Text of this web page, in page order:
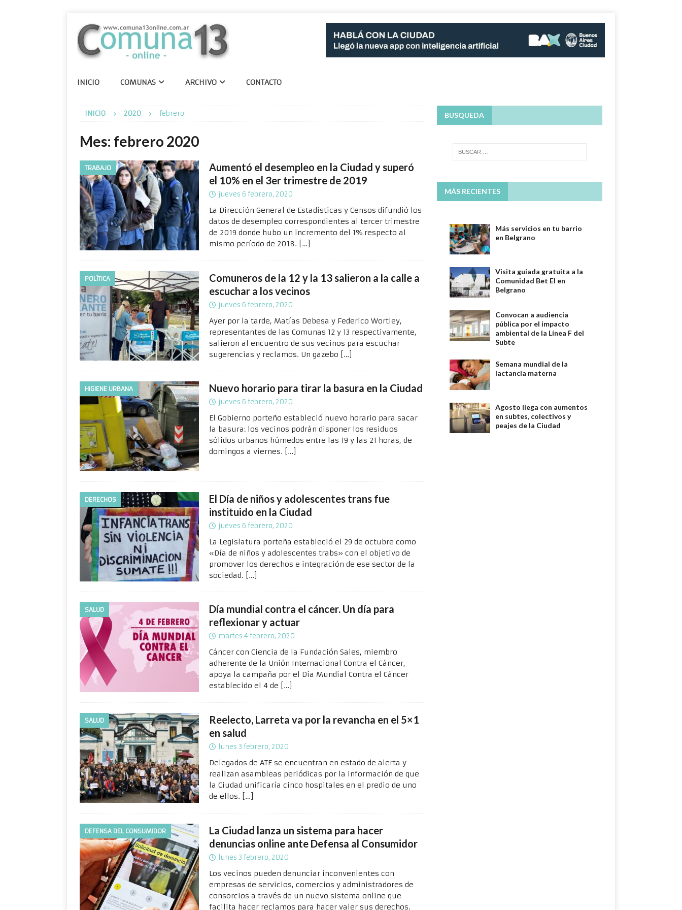
INICIO COMUNAS ARCHIVO CONTACTO
INICIO 2020 febrero
Mes: febrero 2020
TRABAJO
Aumentó el desempleo en la Ciudad y superó
el 10% en el 3er trimestre de 2019
jueves 6 febrero, 2020
La Dirección General de Estadísticas y Censos difundió los
datos de desempleo correspondientes al tercer trimestre
de 2019 donde hubo un incremento del 1% respecto al
mismo período de 2018.
[…]
POLÍTICA
Comuneros de la 12 y la 13 salieron a la calle a
escuchar a los vecinos
jueves 6 febrero, 2020
Ayer por la tarde, Matías Debesa y Federico Wortley,
representantes de las Comunas 12 y 13 respectivamente,
salieron al encuentro de sus vecinos para escuchar
sugerencias y reclamos. Un gazebo
[…]
HIGIENE URBANA Nuevo horario para tirar la basura en la Ciudad
jueves 6 febrero, 2020
El Gobierno porteño estableció nuevo horario para sacar
la basura: los vecinos podrán disponer los residuos
sólidos urbanos húmedos entre las 19 y las 21 horas, de
domingos a viernes.
[…]
DERECHOS
El Día de niños y adolescentes trans fue
instituido en la Ciudad
jueves 6 febrero, 2020
La Legislatura porteña estableció el 29 de octubre como
«Día de niños y adolescentes trabs» con el objetivo de
promover los derechos e integración de ese sector de la
sociedad.
[…]
SALUD
Día mundial contra el cáncer. Un día para
reflexionar y actuar
martes 4 febrero, 2020
Cáncer con Ciencia de la Fundación Sales, miembro
adherente de la Unión Internacional Contra el Cáncer,
apoya la campaña por el Día Mundial Contra el Cáncer
establecido el 4 de
[…]
SALUD
Reelecto, Larreta va por la revancha en el 5×1
en salud
lunes 3 febrero, 2020
Delegados de ATE se encuentran en estado de alerta y
realizan asambleas periódicas por la información de que
la Ciudad unificaría cinco hospitales en el predio de uno
de ellos.
[…]
DEFENSA DEL CONSUMIDOR
La Ciudad lanza un sistema para hacer
denuncias online ante Defensa al Consumidor
lunes 3 febrero, 2020
Los vecinos pueden denunciar inconvenientes con
empresas de servicios, comercios y administradores de
consorcios a través de un nuevo sistema online que
facilita hacer reclamos para hacer valer sus derechos.
BUSQUEDA
MÁS RECIENTES
Más servicios en tu barrio
en Belgrano
Visita guiada gratuita a la
Comunidad Bet El en
Belgrano
Convocan a audiencia
pública por el impacto
ambiental de la Línea F del
Subte
Semana mundial de la
lactancia materna
Agosto llega con aumentos
en subtes, colectivos y
peajes de la Ciudad